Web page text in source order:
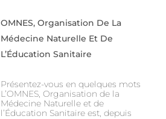
OMNES, Organisation De La
Médecine Naturelle Et De
L’Éducation Sanitaire
Présentez-vous en quelques mots
L’OMNES, Organisation de la
Médecine Naturelle et de
l’Éducation Sanitaire est, depuis